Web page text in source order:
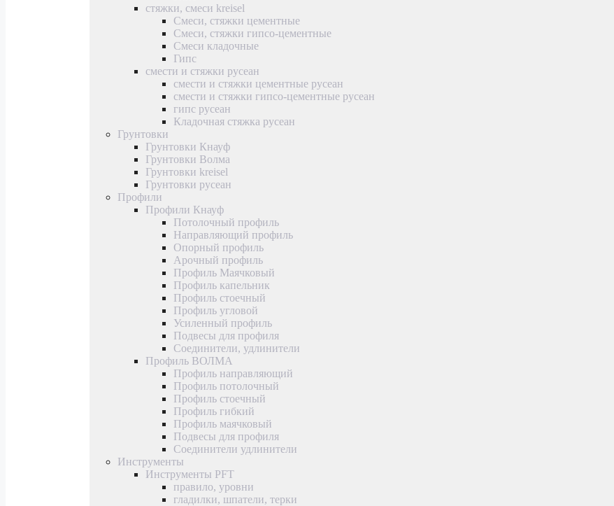
стяжки, смеси kreisel
Смеси, стяжки цементные
Смеси, стяжки гипсо-цементные
Смеси кладочные
Гипс
смести и стяжки русеан
смести и стяжки цементные русеан
смести и стяжки гипсо-цементные русеан
гипс русеан
Кладочная стяжка русеан
Грунтовки
Грунтовки Кнауф
Грунтовки Волма
Грунтовки kreisel
Грунтовки русеан
Профили
Профили Кнауф
Потолочный профиль
Направляющий профиль
Опорный профиль
Арочный профиль
Профиль Маячковый
Профиль капельник
Профиль стоечный
Профиль угловой
Усиленный профиль
Подвесы для профиля
Соединители, удлинители
Профиль ВОЛМА
Профиль направляющий
Профиль потолочный
Профиль стоечный
Профиль гибкий
Профиль маячковый
Подвесы для профиля
Соединители удлинители
Инструменты
Инструменты PFT
правило, уровни
гладилки, шпатели, терки